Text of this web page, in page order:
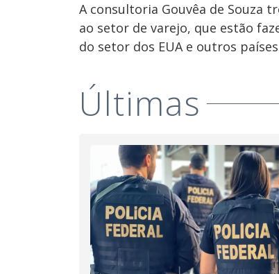
A consultoria Gouvêa de Souza
ao setor de varejo, que estão
do setor dos EUA e outros
Últimas